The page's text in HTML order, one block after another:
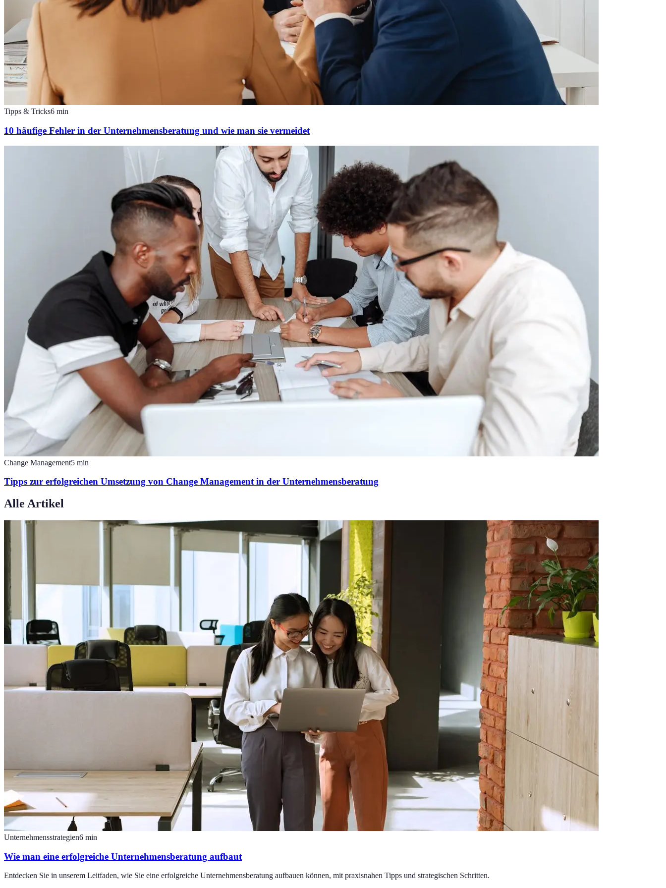
Tipps & Tricks6 min
10 häufige Fehler in der Unternehmensberatung und wie man sie vermeidet
Change Management5 min
Tipps zur erfolgreichen Umsetzung von Change Management in der Unternehmensberatung
Alle Artikel
Unternehmensstrategien6 min
Wie man eine erfolgreiche Unternehmensberatung aufbaut
Entdecken Sie in unserem Leitfaden, wie Sie eine erfolgreiche Unternehmensberatung aufbauen können, mit praxisnahen Tipps und strategischen Schritten.